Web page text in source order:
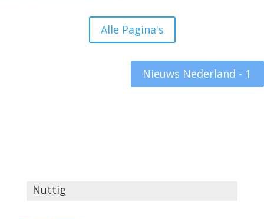
Alle Pagina's
Nieuws Nederland - 1
Nuttig